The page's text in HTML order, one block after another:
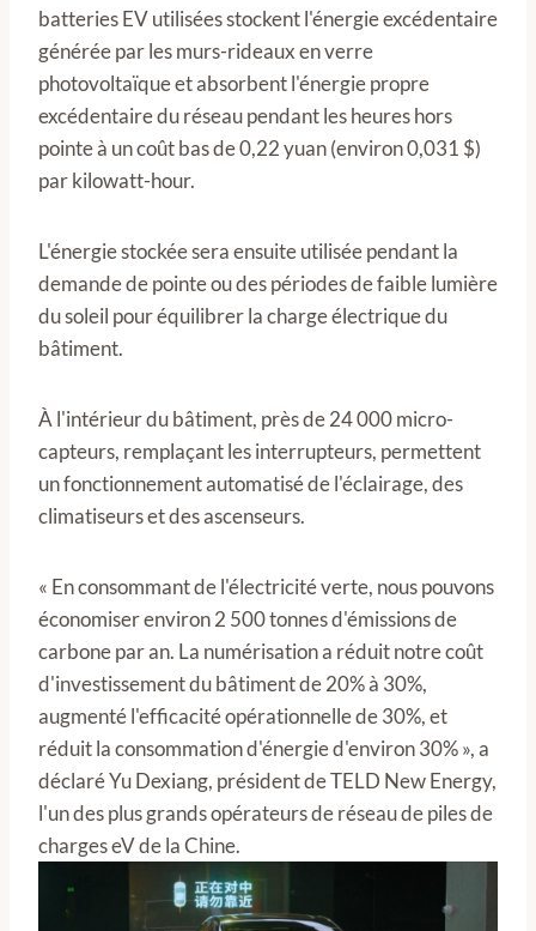
batteries EV utilisées stockent l'énergie excédentaire
générée par les murs-rideaux en verre
photovoltaïque et absorbent l'énergie propre
excédentaire du réseau pendant les heures hors
pointe à un coût bas de 0,22 yuan (environ 0,031 $)
par kilowatt-hour.
L'énergie stockée sera ensuite utilisée pendant la
demande de pointe ou des périodes de faible lumière
du soleil pour équilibrer la charge électrique du
bâtiment.
À l'intérieur du bâtiment, près de 24 000 micro-
capteurs, remplaçant les interrupteurs, permettent
un fonctionnement automatisé de l'éclairage, des
climatiseurs et des ascenseurs.
« En consommant de l'électricité verte, nous pouvons
économiser environ 2 500 tonnes d'émissions de
carbone par an. La numérisation a réduit notre coût
d'investissement du bâtiment de 20% à 30%,
augmenté l'efficacité opérationnelle de 30%, et
réduit la consommation d'énergie d'environ 30% », a
déclaré Yu Dexiang, président de TELD New Energy,
l'un des plus grands opérateurs de réseau de piles de
charges eV de la Chine.